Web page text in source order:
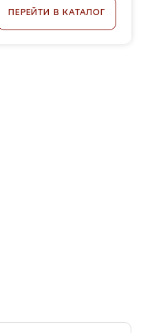
ПЕРЕЙТИ В КАТАЛОГ